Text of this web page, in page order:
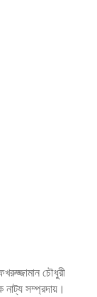
চৌধুরী
নাট্য সম্প্রদায়।